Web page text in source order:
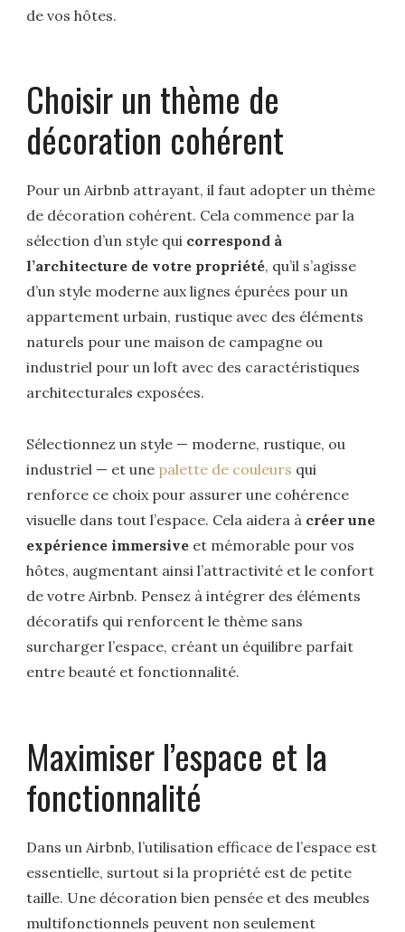
de vos hôtes.
Choisir un thème de
décoration cohérent
Pour un Airbnb attrayant, il faut adopter un thème
de décoration cohérent. Cela commence par la
sélection d’un style qui correspond à
l’architecture de votre propriété, qu’il s’agisse
d’un style moderne aux lignes épurées pour un
appartement urbain, rustique avec des éléments
naturels pour une maison de campagne ou
industriel pour un loft avec des caractéristiques
architecturales exposées.
Sélectionnez un style — moderne, rustique, ou
industriel — et une palette de couleurs qui
renforce ce choix pour assurer une cohérence
visuelle dans tout l’espace. Cela aidera à créer une
expérience immersive et mémorable pour vos
hôtes, augmentant ainsi l’attractivité et le confort
de votre Airbnb. Pensez à intégrer des éléments
décoratifs qui renforcent le thème sans
surcharger l’espace, créant un équilibre parfait
entre beauté et fonctionnalité.
Maximiser l’espace et la
fonctionnalité
Dans un Airbnb, l’utilisation efficace de l’espace est
essentielle, surtout si la propriété est de petite
taille. Une décoration bien pensée et des meubles
multifonctionnels peuvent non seulement